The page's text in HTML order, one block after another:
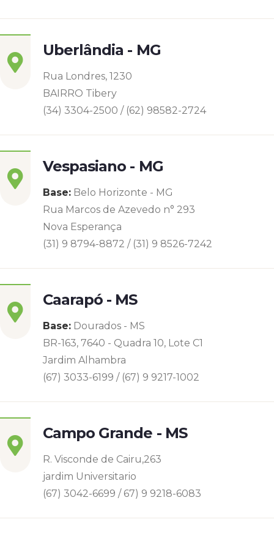
Uberlândia - MG
Rua Londres, 1230
BAIRRO Tibery
(34) 3304-2500 / (62) 98582-2724
Vespasiano - MG
Base: Belo Horizonte - MG
Rua Marcos de Azevedo n° 293
Nova Esperança
(31) 9 8794-8872 / (31) 9 8526-7242
Caarapó - MS
Base: Dourados - MS
BR-163, 7640 - Quadra 10, Lote C1
Jardim Alhambra
(67) 3033-6199 / (67) 9 9217-1002
Campo Grande - MS
R. Visconde de Cairu,263
jardim Universitario
(67) 3042-6699 / 67) 9 9218-6083